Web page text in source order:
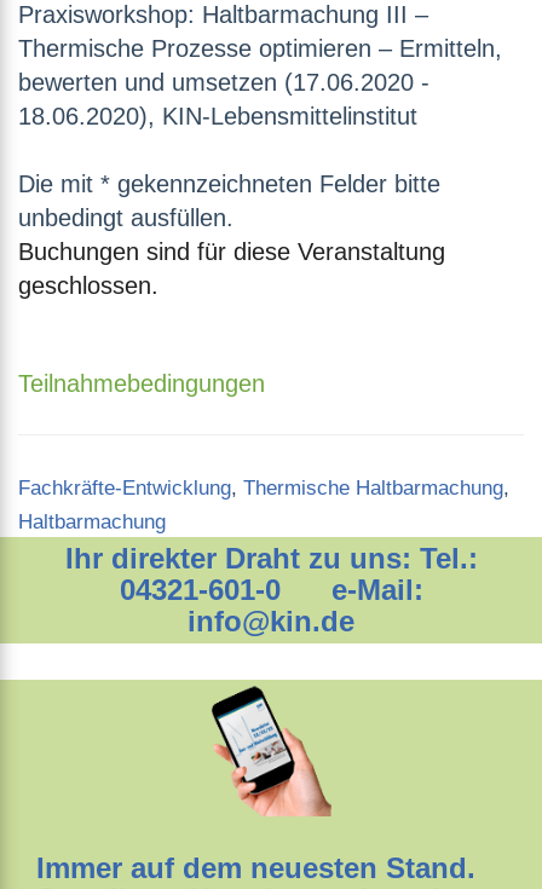
Praxisworkshop: Haltbarmachung III –
Thermische Prozesse optimieren – Ermitteln,
bewerten und umsetzen (17.06.2020 -
18.06.2020), KIN-Lebensmittelinstitut
Die mit * gekennzeichneten Felder bitte
unbedingt ausfüllen.
Buchungen sind für diese Veranstaltung
geschlossen.
Teilnahmebedingungen
Categories
Fachkräfte-Entwicklung, Thermische Haltbarmachung,
Haltbarmachung
Ihr direkter Draht zu uns: Tel.:
04321-601-0 e-Mail:
info@kin.de
Immer auf dem neuesten Stand.